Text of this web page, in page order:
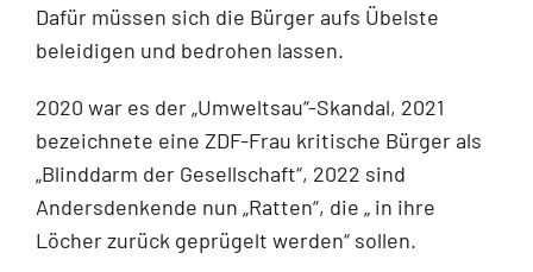
Dafür müssen sich die Bürger aufs Übelste
beleidigen und bedrohen lassen.
2020 war es der „Umweltsau“-Skandal, 2021
bezeichnete eine ZDF-Frau kritische Bürger als
„Blinddarm der Gesellschaft“, 2022 sind
Andersdenkende nun „Ratten“, die „ in ihre
Löcher zurück geprügelt werden“ sollen.